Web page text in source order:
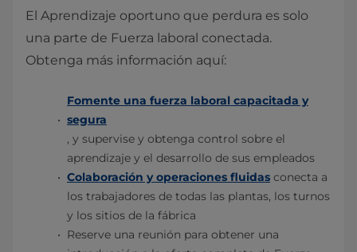
El Aprendizaje oportuno que perdura es solo
una parte de Fuerza laboral conectada.
Obtenga más información aquí:
Fomente una fuerza laboral capacitada y
segura
, y supervise y obtenga control sobre el
aprendizaje y el desarrollo de sus empleados
Colaboración y operaciones fluidas conecta a
los trabajadores de todas las plantas, los turnos
y los sitios de la fábrica
Reserve una reunión para obtener una